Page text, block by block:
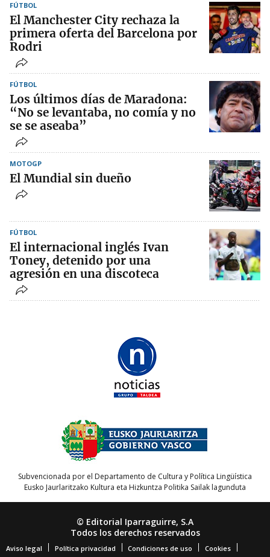
FÚTBOL
El Manchester City rechaza la
primera oferta del Barcelona por
Rodri
FÚTBOL
Los últimos días de Maradona:
“No se levantaba, no comía y no
se se aseaba”
MOTOGP
El Mundial sin dueño
FÚTBOL
El internacional inglés Ivan
Toney, detenido por una
agresión en una discoteca
Subvencionada por el Departamento de Cultura y Política Lingüística
Eusko Jaurlaritzako Kultura eta Hizkuntza Politika Sailak lagunduta
© Editorial Iparraguirre, S.A
Todos los derechos reservados
Aviso legal Política privacidad Condiciones de uso Cookies